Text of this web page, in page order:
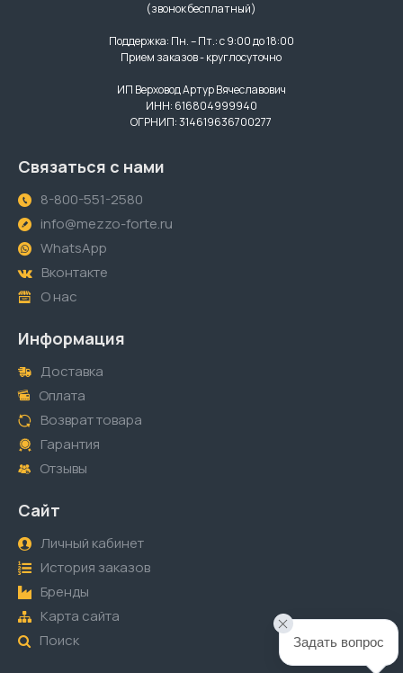
(звонок бесплатный)
Поддержка: Пн. – Пт.: с 9:00 до 18:00
Прием заказов - круглосуточно
ИП Верховод Артур Вячеславович
ИНН: 616804999940
ОГРНИП: 314619636700277
Связаться с нами
8-800-551-2580
info@mezzo-forte.ru
WhatsApp
Вконтакте
О нас
Информация
Доставка
Оплата
Возврат товара
Гарантия
Отзывы
Сайт
Личный кабинет
История заказов
Бренды
Карта сайта
Поиск
Задать вопрос